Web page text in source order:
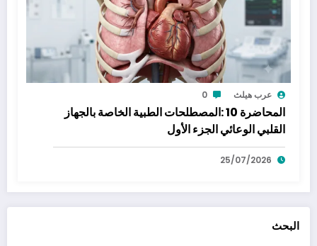
عرب هيلث 0
المحاضرة 10 :المصطلحات الطبية الخاصة بالجهاز
القلبي الوعائي الجزء الأول
25/07/2026
البحث